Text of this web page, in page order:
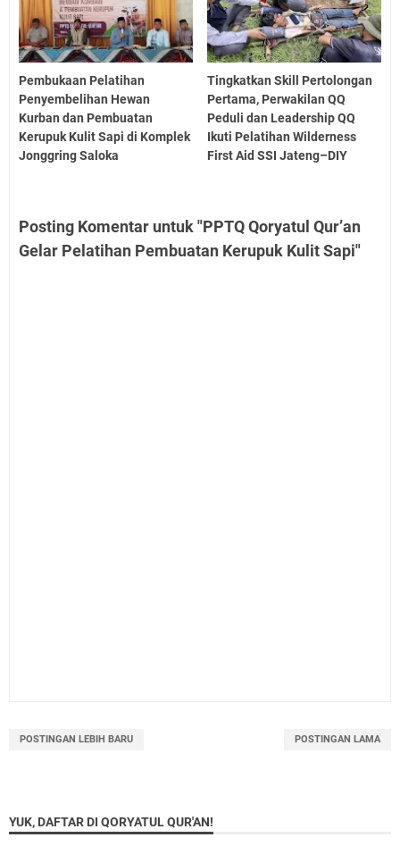
Pembukaan Pelatihan
Penyembelihan Hewan
Kurban dan Pembuatan
Kerupuk Kulit Sapi di Komplek
Jonggring Saloka
Tingkatkan Skill Pertolongan
Pertama, Perwakilan QQ
Peduli dan Leadership QQ
Ikuti Pelatihan Wilderness
First Aid SSI Jateng–DIY
Posting Komentar untuk "PPTQ Qoryatul Qur’an
Gelar Pelatihan Pembuatan Kerupuk Kulit Sapi"
POSTINGAN LEBIH BARU POSTINGAN LAMA
YUK, DAFTAR DI QORYATUL QUR'AN!